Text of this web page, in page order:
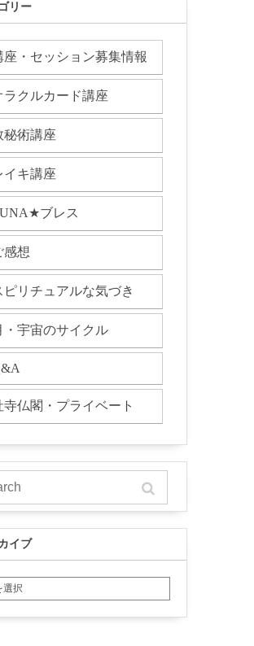
リー
座・セッション募集情報
ラクルカード講座
秘術講座
イキ講座
ブレス
感想
ピリチュアルな気づき
・宇宙のサイクル
寺仏閣・プライベート
イブ